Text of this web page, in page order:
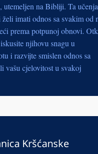
utemeljen na Bibliji. Ta učenja
imati odnos sa svakim od
prema potpunoj obnovi.
njihovu snagu u
i razvijte smislen odnos sa
vašu cjelovitost u svakoj
Kršćanske